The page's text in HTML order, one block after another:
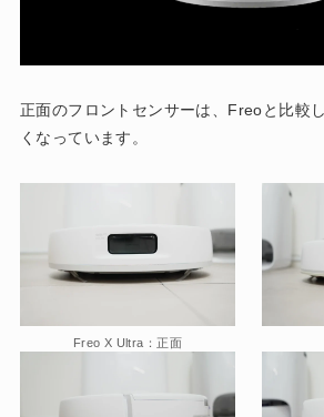
正面のフロントセンサーは、Freoと比較
くなっています。
Freo X Ultra：正面